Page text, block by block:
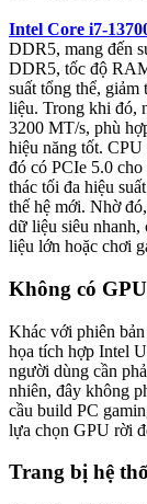
Intel Core i7-
DDR5, mang đến
DDR5, tốc độ
suất tổng thể,
liệu. Trong khi đó,
3200 MT/s, phù
hiệu năng tốt.
đó có PCIe 5.0
thác tối đa hiệu
thế hệ mới. Nhờ
dữ liệu siêu
liệu lớn hoặc chơi
Không có
Khác với phiên
họa tích hợp Intel
người dùng cần
nhiên, đây không
cầu build PC
lựa chọn GPU rời
Trang bị hệ